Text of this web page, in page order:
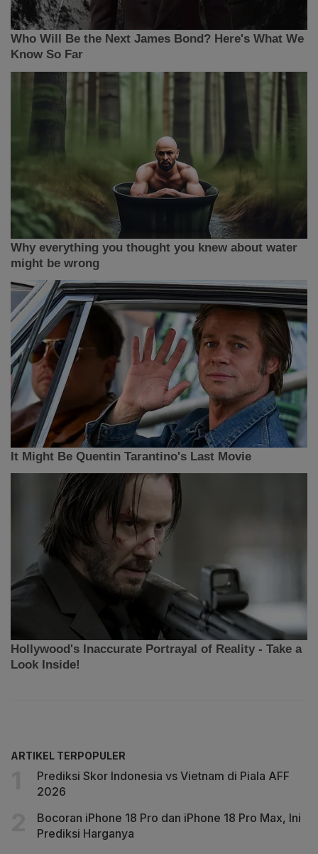
ARTIKEL TERPOPULER
Prediksi Skor Indonesia vs Vietnam di Piala AFF
2026
Bocoran iPhone 18 Pro dan iPhone 18 Pro Max, Ini
Prediksi Harganya